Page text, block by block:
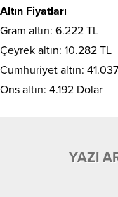
Altın Fiyatları
Gram altın: 6.222 TL
Çeyrek altın: 10.282 TL
Cumhuriyet altın:
Ons altın: 4.192 Dolar
YAZI